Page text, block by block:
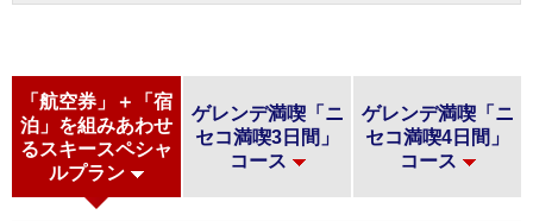
「航空券」＋「宿
泊」を組みあわせ
るスキースペシャ
ルプラン
ゲレンデ満喫「ニ
セコ満喫3日間」
コース
ゲレンデ満喫「ニ
セコ満喫4日間」
コース